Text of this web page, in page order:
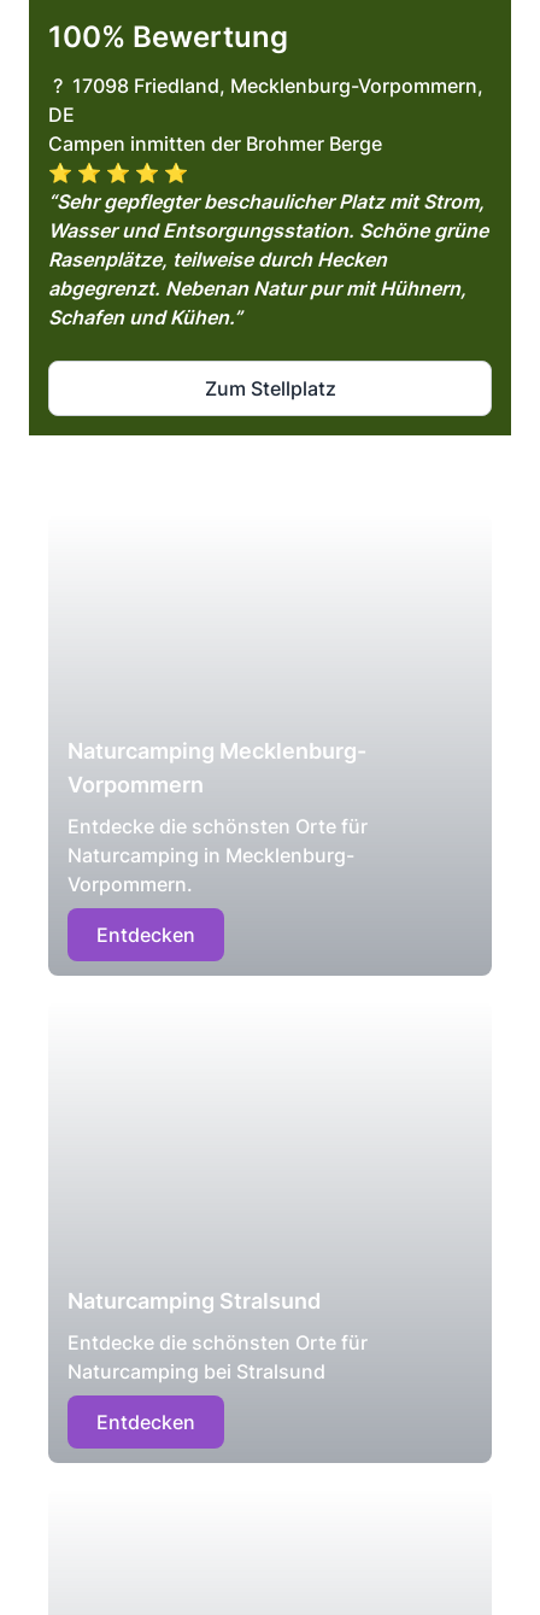
100% Bewertung
? 17098 Friedland, Mecklenburg-Vorpommern,
DE
Campen inmitten der Brohmer Berge
⭐️ ⭐️ ⭐️ ⭐️ ⭐️
“Sehr gepflegter beschaulicher Platz mit Strom,
Wasser und Entsorgungsstation. Schöne grüne
Rasenplätze, teilweise durch Hecken
abgegrenzt. Nebenan Natur pur mit Hühnern,
Schafen und Kühen.”
Zum Stellplatz
Naturcamping Mecklenburg-
Vorpommern
Entdecke die schönsten Orte für
Naturcamping in Mecklenburg-
Vorpommern.
Entdecken
Naturcamping Stralsund
Entdecke die schönsten Orte für
Naturcamping bei Stralsund
Entdecken